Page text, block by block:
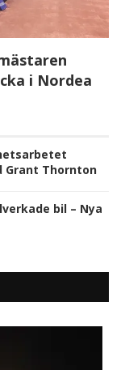
i Nordea
Grant Thornton
bil – Nya